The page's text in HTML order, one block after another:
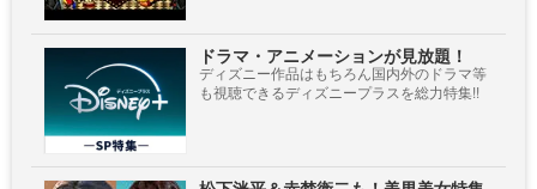
ドラマ・アニメーションが見放題！
ディズニー作品はもちろん国内外のドラマ等
も視聴できるディズニープラスを総力特集!!